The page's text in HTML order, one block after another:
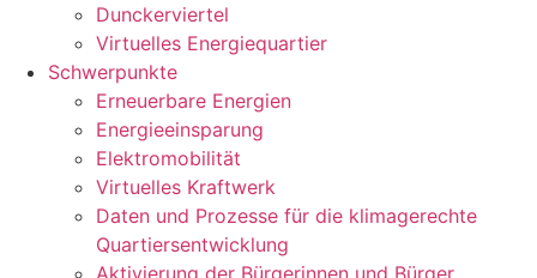
Dunckerviertel
Virtuelles Energiequartier
Schwerpunkte
Erneuerbare Energien
Energieeinsparung
Elektromobilität
Virtuelles Kraftwerk
Daten und Prozesse für die klimagerechte
Quartiersentwicklung